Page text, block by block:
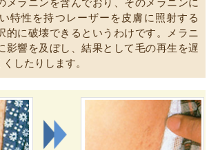
メラニンを含んでおり、そのメラニンに
特性を持つレーザーを皮膚に照射する
的に破壊できるというわけです。メラニ
影響を及ぼし、結果として毛の再生を遅
したりします。